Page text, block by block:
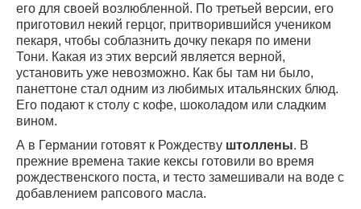
его для своей возлюбленной. По третьей версии, его
приготовил некий герцог, притворившийся учеником
пекаря, чтобы соблазнить дочку пекаря по имени
Тони. Какая из этих версий является верной,
установить уже невозможно. Как бы там ни было,
панеттоне стал одним из любимых итальянских блюд.
Его подают к столу с кофе, шоколадом или сладким
вином.
А в Германии готовят к Рождеству штоллены. В
прежние времена такие кексы готовили во время
рождественского поста, и тесто замешивали на воде с
добавлением рапсового масла.